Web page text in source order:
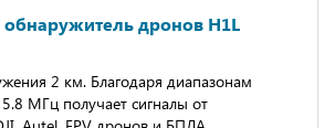
дронов H1L
2 км. Благодаря диапазонам
МГц получает сигналы от